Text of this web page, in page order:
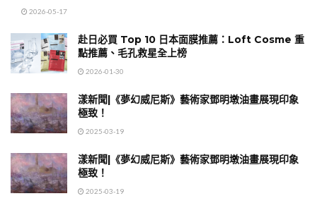
2026-05-17
赴日必買 Top 10 日本面膜推薦：Loft Cosme 重
點推薦、毛孔救星全上榜
2026-01-30
漾新聞|《夢幻威尼斯》藝術家鄧明墩油畫展現印象
極致！
2025-03-19
漾新聞|《夢幻威尼斯》藝術家鄧明墩油畫展現印象
極致！
2025-03-19